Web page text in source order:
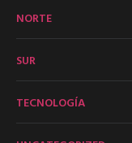
NORTE
SUR
TECNOLOGÍA